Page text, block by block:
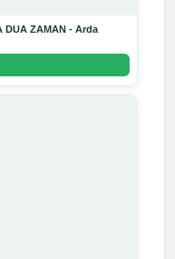
DUA ZAMAN - Arda